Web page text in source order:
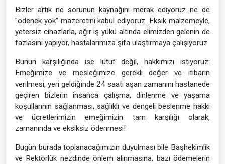
Bizler artık ne sorunun kaynağını merak ediyoruz ne de
"ödenek yok" mazeretini kabul ediyoruz. Eksik malzemeyle,
yetersiz cihazlarla, ağır iş yükü altında elimizden gelenin de
fazlasını yapıyor, hastalarımıza şifa ulaştırmaya çalışıyoruz.
Bunun karşılığında ise lütuf değil, hakkımızı istiyoruz:
Emeğimize ve mesleğimize gerekli değer ve itibarın
verilmesi, yeri geldiğinde 24 saati aşan zamanını hastanede
geçiren bizlerin insanca çalışma, dinlenme ve yaşama
koşullarının sağlanması, sağlıklı ve dengeli beslenme hakkı
ve ücretlerimizin emeğimizin tam karşılığı olarak,
zamanında ve eksiksiz ödenmesi!
Bugün burada toplanacağımızın duyulması bile Başhekimlik
ve Rektörlük nezdinde önlem alınmasına, bazı ödemelerin